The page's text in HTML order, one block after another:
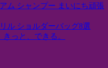
ム シャンプー まいにち頑張
ル ショルダーバッグ8選
っと、できる。